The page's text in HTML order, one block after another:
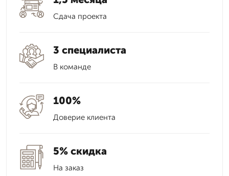
Сдача проекта
3 специалиста
В команде
100%
Доверие клиента
5% скидка
На заказ